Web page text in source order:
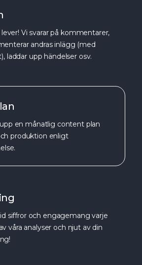
Vi svarar på kommentarer,
andras inlägg (med
laddar upp händelser osv.
en månatlig content plan
produktion enligt
siffror och engagemang varje
våra analyser och njut av din